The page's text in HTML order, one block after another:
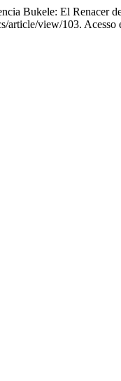
Bukele: El Renacer
article/view/103. Acesso